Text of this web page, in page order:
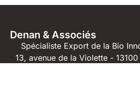
Denan & Associés
Spécialiste Export de la Bio
13, avenue de la Violette -